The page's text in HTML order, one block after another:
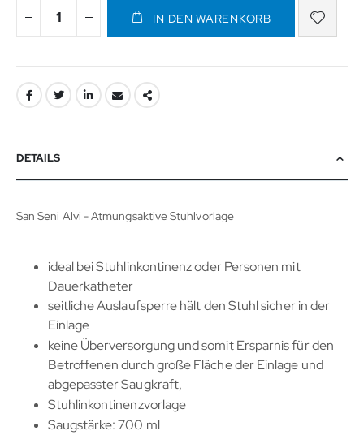
IN DEN WARENKORB
DETAILS
San Seni Alvi - Atmungsaktive Stuhlvorlage
ideal bei Stuhlinkontinenz oder Personen mit
Dauerkatheter
seitliche Auslaufsperre hält den Stuhl sicher in der
Einlage
keine Überversorgung und somit Ersparnis für den
Betroffenen durch große Fläche der Einlage und
abgepasster Saugkraft,
Stuhlinkontinenzvorlage
Saugstärke: 700 ml